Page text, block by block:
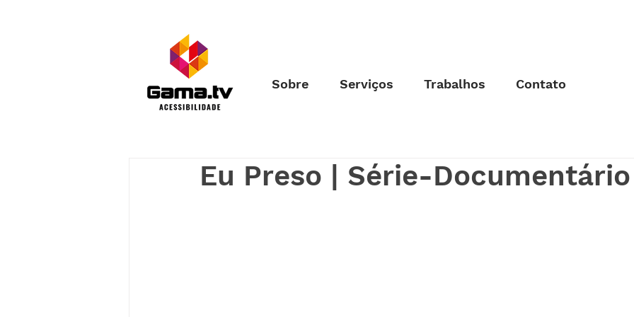
Sobre Serviços Trabalhos Contato
Eu Preso | Série-Documentário